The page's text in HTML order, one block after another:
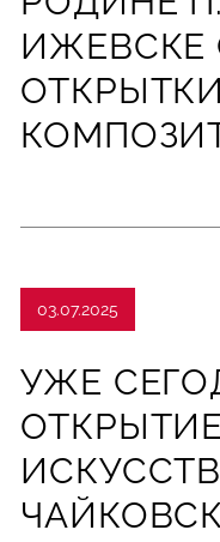
ИЖЕВСКЕ
03.07.2025
УЖЕ